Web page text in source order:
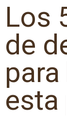
Los
de
esta